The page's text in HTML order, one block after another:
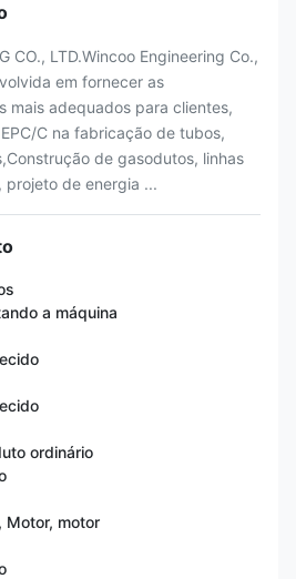
CO., LTD.Wincoo Engineering Co.,
em fornecer as
mais adequados para clientes,
C na fabricação de tubos,
de gasodutos, linhas
de energia ...
a máquina
ordinário
Motor, motor